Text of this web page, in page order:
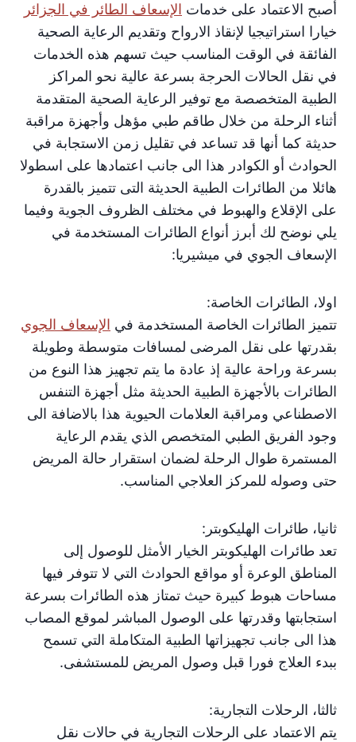
أصبح الاعتماد على خدمات الإسعاف الطائر في الجزائر
خيارا استراتيجيا لإنقاذ الارواح وتقديم الرعاية الصحية
الفائقة في الوقت المناسب حيث تسهم هذه الخدمات
في نقل الحالات الحرجة بسرعة عالية نحو المراكز
الطبية المتخصصة مع توفير الرعاية الصحية المتقدمة
أثناء الرحلة من خلال طاقم طبي مؤهل وأجهزة مراقبة
حديثة كما أنها قد تساعد في تقليل زمن الاستجابة في
الحوادث أو الكوادر هذا الى جانب اعتمادها على اسطولا
هائلا من الطائرات الطبية الحديثة التى تتميز بالقدرة
على الإقلاع والهبوط في مختلف الظروف الجوية وفيما
يلي نوضح لك أبرز أنواع الطائرات المستخدمة في
الإسعاف الجوي في ميشيريا:
اولا، الطائرات الخاصة:
تتميز الطائرات الخاصة المستخدمة في الإسعاف الجوي
بقدرتها على نقل المرضى لمسافات متوسطة وطويلة
بسرعة وراحة عالية إذ عادة ما يتم تجهيز هذا النوع من
الطائرات بالأجهزة الطبية الحديثة مثل أجهزة التنفس
الاصطناعي ومراقبة العلامات الحيوية هذا بالاضافة الى
وجود الفريق الطبي المتخصص الذي يقدم الرعاية
المستمرة طوال الرحلة لضمان استقرار حالة المريض
حتى وصوله للمركز العلاجي المناسب.
ثانيا، طائرات الهليكوبتر:
تعد طائرات الهليكوبتر الخيار الأمثل للوصول إلى
المناطق الوعرة أو مواقع الحوادث التي لا تتوفر فيها
مساحات هبوط كبيرة حيث تمتاز هذه الطائرات بسرعة
استجابتها وقدرتها على الوصول المباشر لموقع المصاب
هذا الى جانب تجهيزاتها الطبية المتكاملة التي تسمح
ببدء العلاج فورا قبل وصول المريض للمستشفى.
ثالثا، الرحلات التجارية:
يتم الاعتماد على الرحلات التجارية في حالات نقل